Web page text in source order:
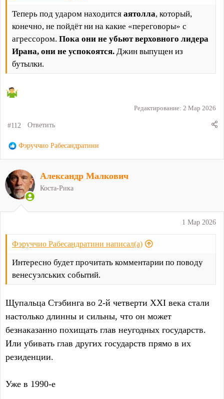
Теперь под ударом находится аятолла, который,
конечно, не пойдёт ни на какие «переговоры» с
агрессором. Пока они не убьют верховного лидера
Ирана, они не успокоятся. Джин выпущен из
бутылки.
Редактирование: 2 Мар 2026
#112 Ответить
Р
к
ц
и
Фэруччио Рабесандратини
1 Мар 2026
Фэруччио Рабесандратини написал(а)
Интересно будет прочитать комментарии по поводу
венесуэлських событий.
Щупальца Стэбинга во 2-й четверти XXI века стали
настолько длинны и сильны, что он может
безнаказанно похищать глав неугодных государств.
Или убивать глав других государств прямо в их
резиденции.
Уже в 1990-е
Александр Малкович
Коста-Рика